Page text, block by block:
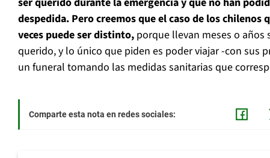
despedida. Pero creemos que el caso de los chilenos
veces puede ser distinto, porque llevan meses o años
querido, y lo único que piden es poder viajar -con sus
un funeral tomando las medidas sanitarias que
Comparte esta nota en redes sociales: